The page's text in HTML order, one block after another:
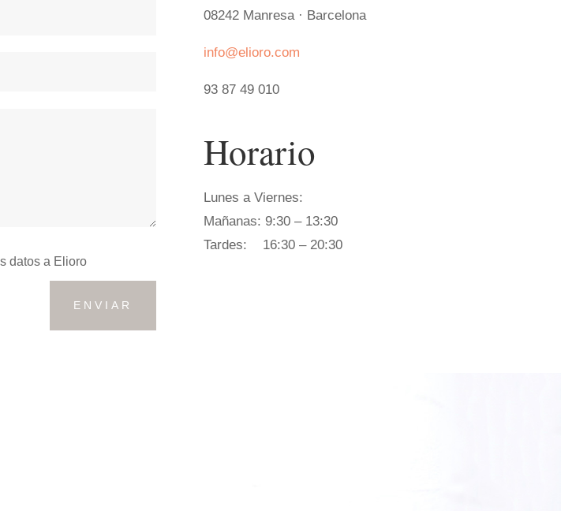
datos a Elioro
ENVIAR
08242 Manresa · Barcelona
info@elioro.com
93 87 49 010
Horario
Lunes a Viernes:
Mañanas: 9:30 – 13:30
Tardes: 16:30 – 20:30